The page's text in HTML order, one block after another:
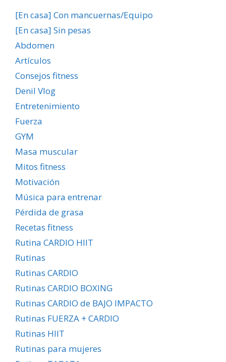
[En casa] Con mancuernas/Equipo
[En casa] Sin pesas
Abdomen
Artículos
Consejos fitness
Denil Vlog
Entretenimiento
Fuerza
GYM
Masa muscular
Mitos fitness
Motivación
Música para entrenar
Pérdida de grasa
Recetas fitness
Rutina CARDIO HIIT
Rutinas
Rutinas CARDIO
Rutinas CARDIO BOXING
Rutinas CARDIO de BAJO IMPACTO
Rutinas FUERZA + CARDIO
Rutinas HIIT
Rutinas para mujeres